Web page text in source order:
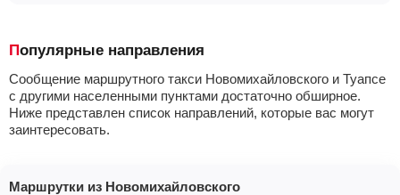
Популярные направления
Сообщение маршрутного такси Новомихайловского и Туапсе
с другими населенными пунктами достаточно обширное.
Ниже представлен список направлений, которые вас могут
заинтересовать.
Маршрутки из Новомихайловского